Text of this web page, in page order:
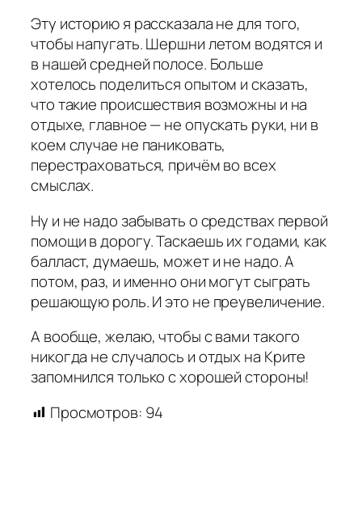
Эту историю я рассказала не для того,
чтобы напугать. Шершни летом водятся и
в нашей средней полосе. Больше
хотелось поделиться опытом и сказать,
что такие происшествия возможны и на
отдыхе, главное — не опускать руки, ни в
коем случае не паниковать,
перестраховаться, причём во всех
смыслах.
Ну и не надо забывать о средствах первой
помощи в дорогу. Таскаешь их годами, как
балласт, думаешь, может и не надо. А
потом, раз, и именно они могут сыграть
решающую роль. И это не преувеличение.
А вообще, желаю, чтобы с вами такого
никогда не случалось и отдых на Крите
запомнился только с хорошей стороны!
Просмотров: 94